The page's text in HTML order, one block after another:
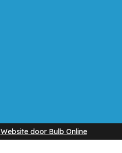
Website door Bulb Online